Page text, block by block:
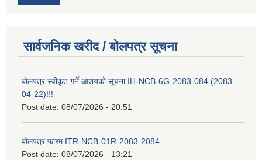
सार्वजनिक खरीद / बोलपत्र सूचना
बोलपत्र स्वीकृत गर्ने आशयको सूचना IH-NCB-6G-2083-084 (2083-
04-22)!!!
Post date: 08/07/2026 - 20:51
बोलपत्र फारम ITR-NCB-01R-2083-2084
Post date: 08/07/2026 - 13:21